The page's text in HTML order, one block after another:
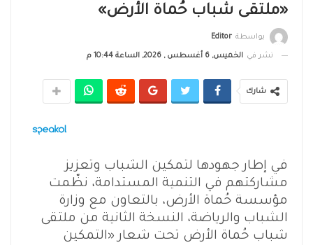
«ملتقى شباب حُماة الأرض»
بواسطة Editor
نشر في الخميس, 6 أغسطس , 2026, الساعة 10:44 م
شارك
في إطار جهودها لتمكين الشباب وتعزيز
مشاركتهم في التنمية المستدامة، نظّمت
مؤسسة حُماة الأرض، بالتعاون مع وزارة
الشباب والرياضة، النسخة الثانية من ملتقى
شباب حُماة الأرض تحت شعار «التمكين